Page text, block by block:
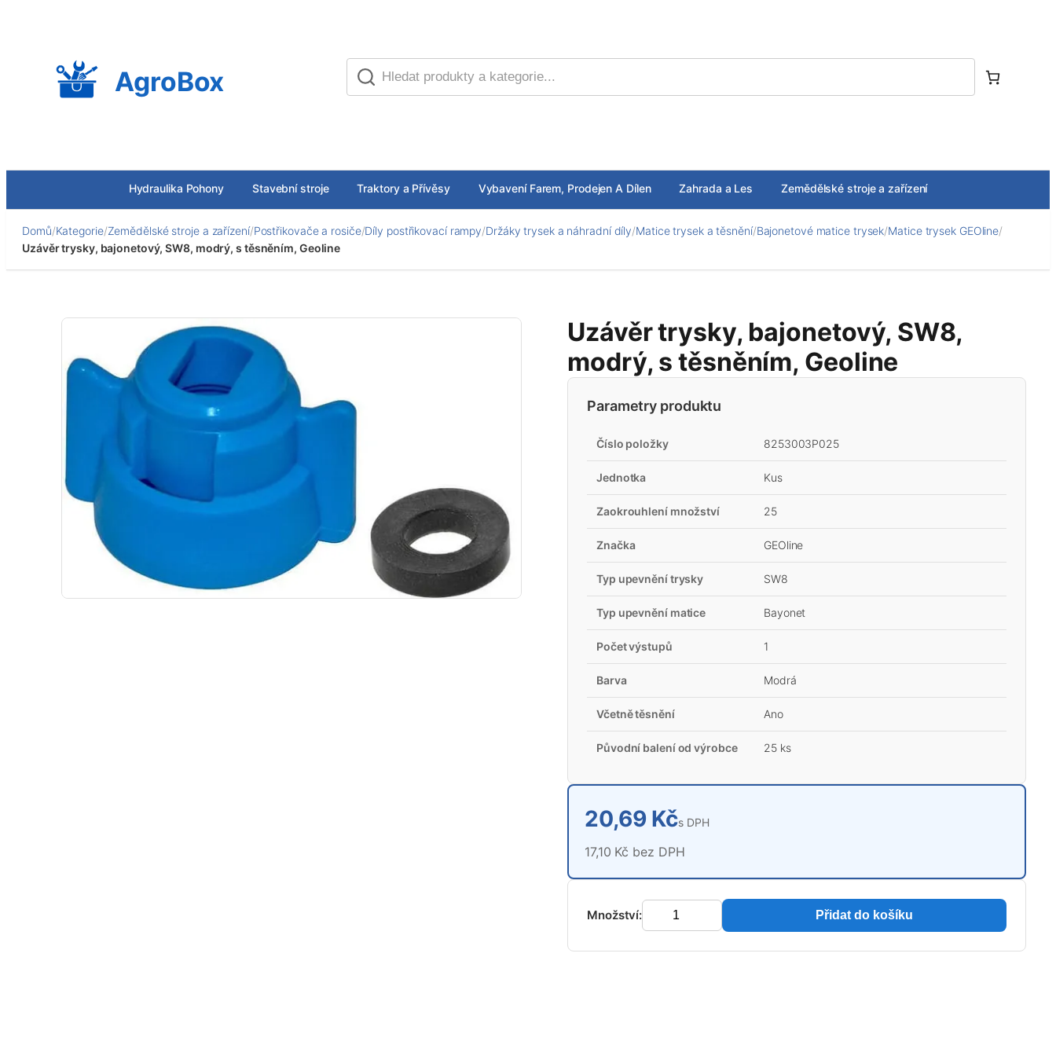
AgroBox
Hydraulika Pohony Stavební stroje Traktory a Přívěsy Vybavení Farem, Prodejen A Dílen Zahrada a Les Zemědělské stroje a zařízení
Domů/Kategorie/Zemědělské stroje a zařízení/Postřikovače a rosiče/Díly postřikovací rampy/Držáky trysek a náhradní díly/Matice trysek a těsnění/Bajonetové matice trysek/Matice trysek GEOline/
Uzávěr trysky, bajonetový, SW8, modrý, s těsněním, Geoline
Uzávěr trysky, bajonetový, SW8,
modrý, s těsněním, Geoline
Parametry produktu
Číslo položky 8253003P025
Jednotka Kus
Zaokrouhlení množství 25
Značka GEOline
Typ upevnění trysky SW8
Typ upevnění matice Bayonet
Počet výstupů 1
Barva Modrá
Včetně těsnění Ano
Původní balení od výrobce 25 ks
20,69 Kčs DPH
17,10 Kč bez DPH
Množství: Přidat do košíku